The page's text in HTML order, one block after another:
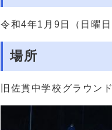
令和4年1月9日（日曜日
場所
旧佐貫中学校グラウンド